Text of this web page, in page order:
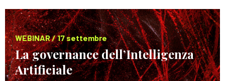
WEBINAR / 17 settembre
La governance dell’Intelligenza
Artificiale